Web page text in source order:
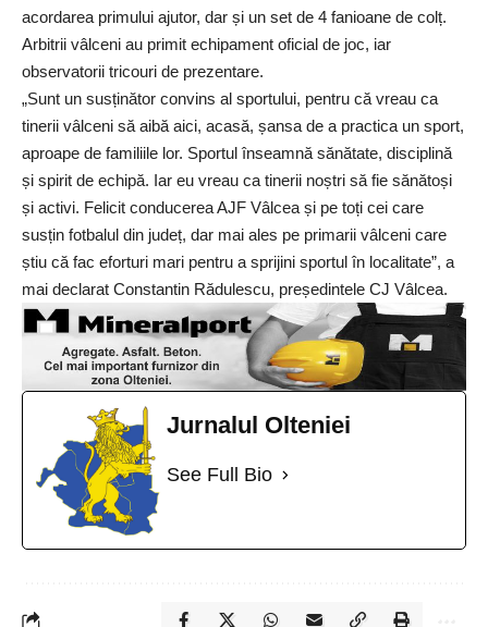
acordarea primului ajutor, dar și un set de 4 fanioane de colț.
Arbitrii vâlceni au primit echipament oficial de joc, iar
observatorii tricouri de prezentare.
„Sunt un susținător convins al sportului, pentru că vreau ca
tinerii vâlceni să aibă aici, acasă, șansa de a practica un sport,
aproape de familiile lor. Sportul înseamnă sănătate, disciplină
și spirit de echipă. Iar eu vreau ca tinerii noștri să fie sănătoși
și activi. Felicit conducerea AJF Vâlcea și pe toți cei care
susțin fotbalul din județ, dar mai ales pe primarii vâlceni care
știu că fac eforturi mari pentru a sprijini sportul în localitate”, a
mai declarat Constantin Rădulescu, președintele CJ Vâlcea.
Jurnalul Olteniei
See Full Bio